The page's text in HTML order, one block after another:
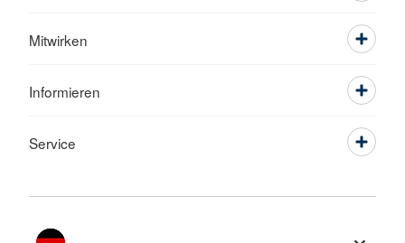
Mitwirken
Informieren
Service
Sprache wechseln zu